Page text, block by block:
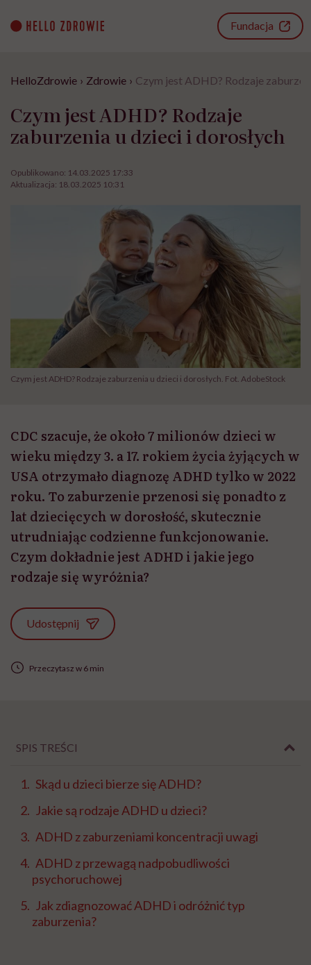
content
Fundacja
HelloZdrowie › Zdrowie › Czym jest ADHD? Rodzaje
Czym jest ADHD? Rodzaje
zaburzenia u dzieci i dorosłych
Opublikowano: 14.03.2025 17:33
Aktualizacja: 18.03.2025 10:31
Czym jest ADHD? Rodzaje zaburzenia u dzieci i dorosłych. Fot. AdobeStock
CDC szacuje, że około 7 milionów dzieci w
wieku między 3. a 17. rokiem życia żyjących w
USA otrzymało diagnozę ADHD tylko w 2022
roku. To zaburzenie przenosi się ponadto z
lat dziecięcych w dorosłość, skutecznie
utrudniając codzienne funkcjonowanie.
Czym dokładnie jest ADHD i jakie jego
rodzaje się wyróżnia?
Udostępnij
Przeczytasz w 6 min
SPIS TREŚCI
Skąd u dzieci bierze się ADHD?
Jakie są rodzaje ADHD u dzieci?
ADHD z zaburzeniami koncentracji uwagi
ADHD z przewagą nadpobudliwości
psychoruchowej
Jak zdiagnozować ADHD i odróżnić typ
zaburzenia?